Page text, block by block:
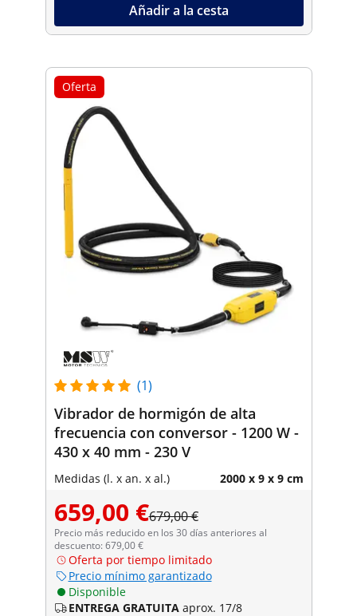
Añadir a la cesta
Oferta
(1)
Vibrador de hormigón de alta
frecuencia con conversor - 1200 W -
430 x 40 mm - 230 V
Medidas (l. x an. x al.) 2000 x 9 x 9 cm
659,00 €679,00 €
Precio más reducido en los 30 días anteriores al
descuento: 679,00 €
Oferta por tiempo limitado
Precio mínimo garantizado
Disponible
ENTREGA GRATUITA aprox. 17/8